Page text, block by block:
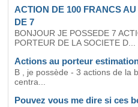
ACTION DE 100 FRANCS
DE 7
BONJOUR JE POSSEDE 7
PORTEUR DE LA SOCIETE D...
Actions au porteur
B , je possède - 3 actions de la
centra...
Pouvez vous me dire si ces